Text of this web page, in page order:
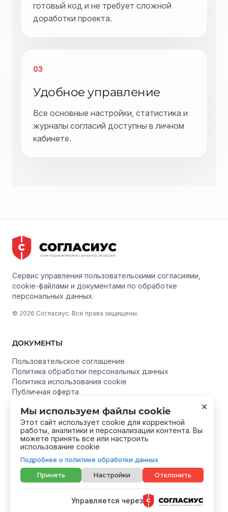
готовый код и не требует сложной
доработки проекта.
03
Удобное управление
Все основные настройки, статистика и
журналы согласий доступны в личном
кабинете.
Сервис управления пользовательскими согласиями,
cookie-файлами и документами по обработке
персональных данных.
© 2026 Согласиус. Все права защищены.
ДОКУМЕНТЫ
Пользовательское соглашение
Политика обработки персональных данных
Политика использования cookie
Публичная оферта
РЕКВИЗИТЫ
Название
ООО «Сентро Интернет Технологии»
ИНН
1326207309
КПП
132601001
dp@soglasius.ru
×
Мы используем файлы cookie
Этот сайт использует cookie для корректной
работы, аналитики и персонализации контента. Вы
можете принять все или настроить
использование cookie
Подробнее о политике обработки данных
Принять
Настройки Отклонить
Управляется через